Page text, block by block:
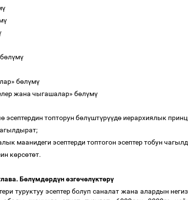
ү
ү
бөлүмү
» бөлүмү
жана чыгашалар» бөлүмү
өэсептердин топторун бөлүштүрүүдө иерархиялык
маанидеги эсептерди топтогон эсептер тобун
көрсөтөт.
Бөлүмдөрдүнөзгөчөлүктөрү
туруктуу эсептер болуп саналат жана алардын